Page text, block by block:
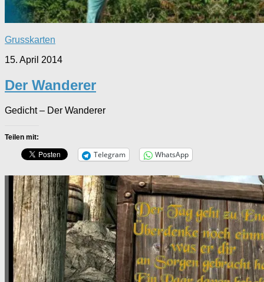
Grusskarten
15. April 2014
Der Wanderer
Gedicht – Der Wanderer
Teilen mit:
Telegram WhatsApp